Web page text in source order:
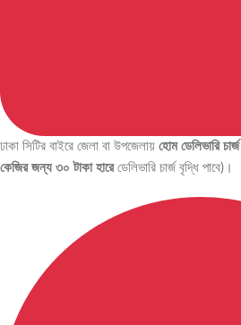
ঢাকা সিটির বাইরে জেলা বা উপজেলায় হোম ডেলিভারি
কেজির জন্য ৩০ টাকা হারেডেলিভারি চার্জ বৃদ্ধি পাবে)।